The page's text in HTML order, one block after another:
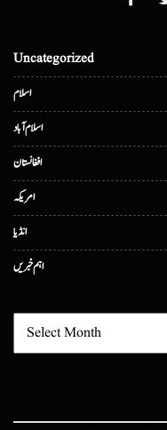
Uncategorized
اسلام
اسلام آباد
افغانستان
امریکہ
انڈیا
اہم خبریں